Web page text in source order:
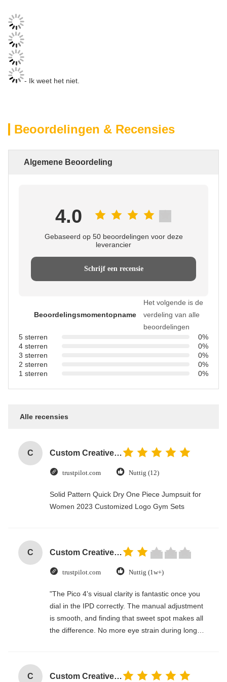
- Ik weet het niet.
Beoordelingen & Recensies
Algemene Beoordeling
4.0
Gebaseerd op 50 beoordelingen voor deze
leverancier
Schrijf een recensie
Beoordelingsmomentopname
Het volgende is de
verdeling van alle
beoordelingen
5 sterren
0%
4 sterren
0%
3 sterren
0%
2 sterren
0%
1 sterren
0%
Alle recensies
C Custom Creative Goodie Christmas Kraft Paper Gift Bag with Your Own Logo for Xmas Decorative Party
trustpilot.com Nuttig (12)
Solid Pattern Quick Dry One Piece Jumpsuit for
Women 2023 Customized Logo Gym Sets
C Custom Creative Goodie Christmas Kraft Paper Gift Bag with Your Own Logo for Xmas Decorative Party
trustpilot.com Nuttig (1w+)
"The Pico 4's visual clarity is fantastic once you
dial in the IPD correctly. The manual adjustment
is smooth, and finding that sweet spot makes all
the difference. No more eye strain during long
manual adjustment is smooth, and finding that
C Custom Creative Goodie Christmas Kraft Paper Gift Bag with Your Own Logo for Xmas Decorative Party